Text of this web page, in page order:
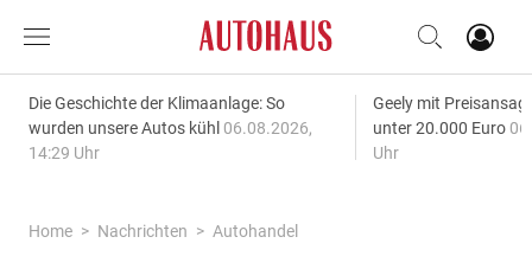
Die Geschichte der Klimaanlage: So
wurden unsere Autos kühl 06.08.2026,
14:29 Uhr
Geely mit
unter 20.000 Euro
Uhr
Home Nachrichten
Autohandel